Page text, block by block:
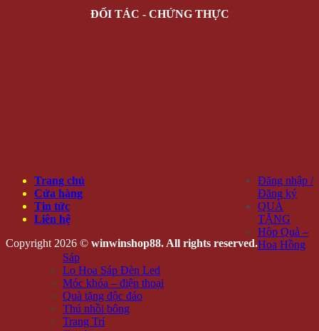
ĐỐI TÁC - CHỨNG THỰC
Trang chủ
Cửa hàng
Tin tức
Liên hệ
Copyright 2026 © winwinshop88. All rights reserved.
Đăng nhập /
Đăng ký
QUÀ
TẶNG
Hộp Quà –
Hoa Hồng
Sáp
Lọ Hoa Sáp Đèn Led
Móc khóa – điện thoại
Quà tặng độc đáo
Thú nhồi bông
Trang Trí